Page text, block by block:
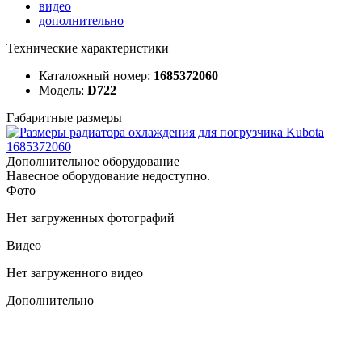
видео
дополнительно
Технические характеристики
Каталожный номер: 1685372060
Модель: D722
Габаритные размеры
Дополнительное оборудование
Навесное оборудование недоступно.
Фото
Нет загруженных фотографий
Видео
Нет загруженного видео
Дополнительно